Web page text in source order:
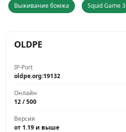
Выживание бомжа Squid Game 3
OLDPE
IP-Port
oldpe.org:19132
Онлайн
12 / 500
Версия
от 1.19 и выше